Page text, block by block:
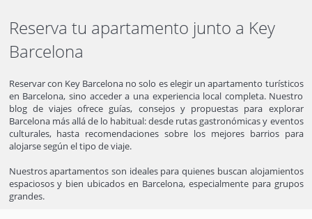
Reserva tu apartamento junto a Key
Barcelona
Reservar con Key Barcelona no solo es elegir un apartamento turísticos
en Barcelona, sino acceder a una experiencia local completa. Nuestro
blog de viajes ofrece guías, consejos y propuestas para explorar
Barcelona más allá de lo habitual: desde rutas gastronómicas y eventos
culturales, hasta recomendaciones sobre los mejores barrios para
alojarse según el tipo de viaje.
Nuestros apartamentos son ideales para quienes buscan alojamientos
espaciosos y bien ubicados en Barcelona, especialmente para grupos
grandes.